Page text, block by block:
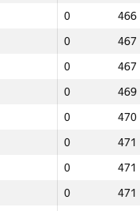
0
466
0
467
0
467
0
469
0
470
0
471
0
471
0
471
0
466
0
467
0
467
0
469
0
470
0
471
0
471
0
471